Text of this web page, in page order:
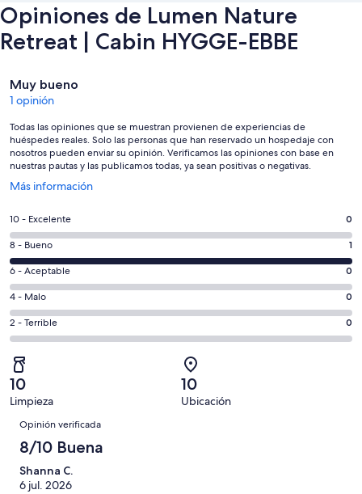
Opiniones de Lumen Nature
Retreat | Cabin HYGGE-EBBE
Opiniones
Muy bueno
1 opinión
Todas las opiniones que se muestran provienen de experiencias de
huéspedes reales. Solo las personas que han reservado un hospedaje con
nosotros pueden enviar su opinión. Verificamos las opiniones con base en
nuestras pautas y las publicamos todas, ya sean positivas o negativas.
Más información
Se
en
una
nueva
ventana
Puntuación
de
10,
es
decir,
Excelente.
Basada
en
0
de
1
opiniones
10 - Excelente 0
Puntuación
de
8,
es
decir,
Bueno.
Basada
en
1
de
opiniones
8 - Bueno 1
Puntuación
de
6,
es
decir,
Aceptable.
Basada
en
0
de
opiniones
6 - Aceptable 0
Puntuación
de
4,
decir,
Malo.
Basada
de
opiniones
4 - Malo 0
Puntuación
de
2,
es
decir,
Terrible.
Basada
en
de
2 - Terrible 0
10
Limpieza
10
Ubicación
Opiniones
Opinión verificada
8/10 Buena
Shanna C.
6 jul. 2026